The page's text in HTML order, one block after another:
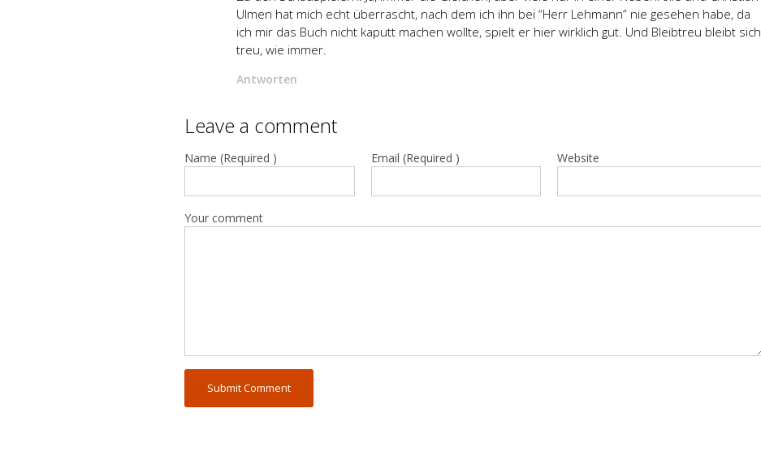
Ulmen hat mich echt überrascht, nach dem ich ihn bei “Herr Lehmann” nie gesehen habe, da
ich mir das Buch nicht kaputt machen wollte, spielt er hier wirklich gut. Und Bleibtreu bleibt sich
treu, wie immer.
Antworten
Leave a comment
Name (Required ) Email (Required ) Website
Your comment